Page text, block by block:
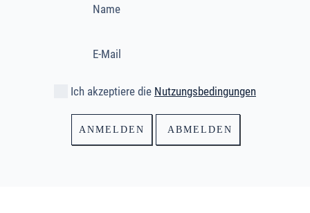
Ich akzeptiere die Nutzungsbedingungen